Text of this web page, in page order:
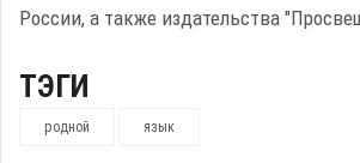
России, а также издательства
ТЭГИ
родной язык